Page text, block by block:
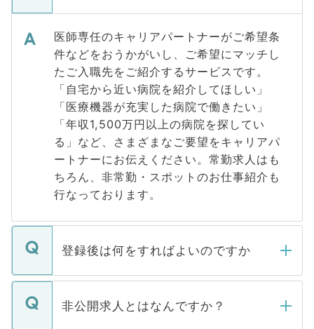
医師専任のキャリアパートナーがご希望条
件などをおうかがいし、ご希望にマッチし
たご入職先をご紹介するサービスです。
「自宅から近い病院を紹介してほしい」
「医療機器が充実した病院で働きたい」
「年収1,500万円以上の病院を探してい
る」など、さまざまなご要望をキャリアパ
ートナーにお伝えください。常勤求人はも
ちろん、非常勤・スポットのお仕事紹介も
行なっております。
登録後は何をすればよいのですか
ご登録いただきましたら、弊社担当者がご
登録内容を確認し、その後メールもしくは
非公開求人とはなんですか？